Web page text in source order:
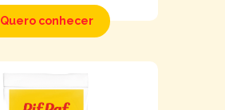
Quero conhecer